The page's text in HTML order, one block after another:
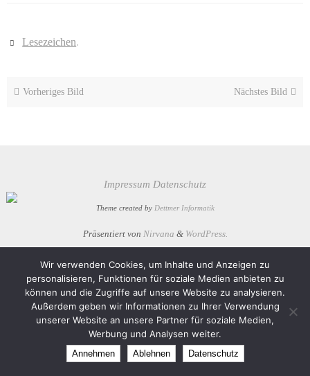
Lesezeichen.
Vorheriges Bild Nächstes Bild
Impressum Datenschutz
Theme created by Dettmer Informatik
Präsentiert von Nirvana & WordPress.
Wir verwenden Cookies, um Inhalte und Anzeigen zu
personalisieren, Funktionen für soziale Medien anbieten zu
können und die Zugriffe auf unsere Website zu analysieren.
Außerdem geben wir Informationen zu Ihrer Verwendung
unserer Website an unsere Partner für soziale Medien,
Werbung und Analysen weiter.
Annehmen Ablehnen Datenschutz